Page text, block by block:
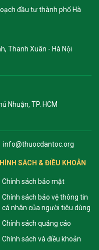
đầu tư thành phố Hà
Thanh Xuân - Hà Nội
Nhuận, TP. HCM
info@thuocdantoc.org
SÁCH & ĐIỀU KHOẢN
Chính sách bảo mật
Chính sách bảo vệ thông tin
cá nhân của người tiêu dùng
Chính sách quảng cáo
Chính sách và điều khoản